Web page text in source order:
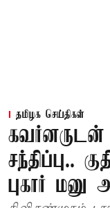
தமிழக செய்திகள்
கவர்னருடன்
சந்திப்பு..
புகார் மனு